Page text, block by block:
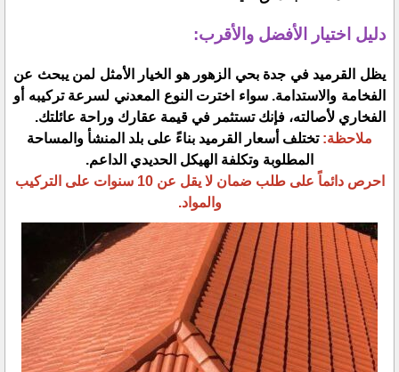
​دليل اختيار الأفضل والأقرب:
​يظل القرميد في جدة بحي الزهور هو الخيار الأمثل لمن يبحث عن
الفخامة والاستدامة. سواء اخترت النوع المعدني لسرعة تركيبه أو
الفخاري لأصالته، فإنك تستثمر في قيمة عقارك وراحة عائلتك.
​ملاحظة:تختلف أسعار القرميد بناءً على بلد المنشأ والمساحة
المطلوبة وتكلفة الهيكل الحديدي الداعم.
احرص دائماً على طلب ضمان لا يقل عن 10 سنوات على التركيب
والمواد.